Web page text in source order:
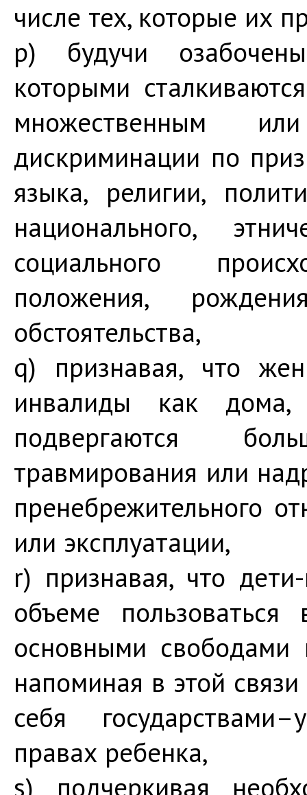
числе тех, которые их
p) будучи
которыми
множественным
дискриминации по
языка, религии,
национального,
социального
положения,
обстоятельства,
q) признавая, что
инвалиды как
подвергаются
травмирования или
пренебрежительного
или эксплуатации,
r) признавая, что
объеме
основными свободами
напоминая в этой
себя
правах ребенка,
s) подчеркивая